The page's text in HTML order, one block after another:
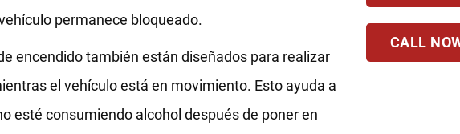
permanece bloqueado.
encendido también están diseñados para realizar
el vehículo está en movimiento. Esto ayuda a
esté consumiendo alcohol después de poner en
CALL